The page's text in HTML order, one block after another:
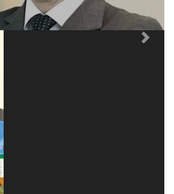
Celulose, objeto de disputa
das empresas.
Next